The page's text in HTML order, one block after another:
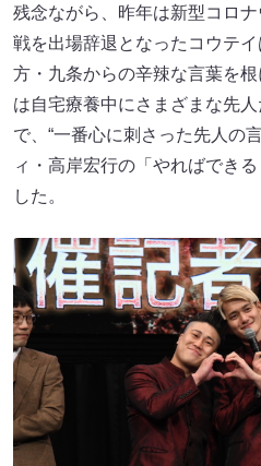
残念ながら、昨年は新型コロ
戦を出場辞退となったコウテ
方・九条からの辛辣な言葉を
は自宅療養中にさまざまな先
で、“一番心に刺さった先人の
ィ・高岸宏行の「やればでき
した。